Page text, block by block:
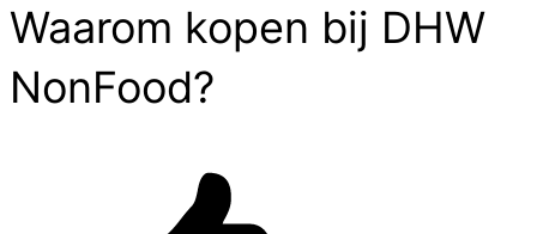
Waarom kopen bij DHW
NonFood?